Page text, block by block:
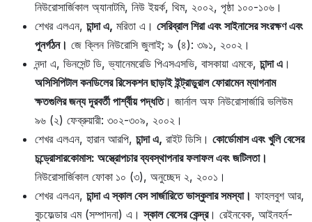
নিউরোসার্জিকাল অ্যানাটমি, নিউ ইয়র্ক, থিম, ২০০২, পৃষ্ঠা ১০০-১০৬।
শেখর এলএন, চান্দা এ, মরিতা এ। সেরিব্রাল শিরা এবং সাইনাসের সংরক্ষণ এবং
পুনর্গঠন। জে ক্লিন নিউরোসি জুলাই; ৯ (৪): ৩৯১, ২০০২।
নন্দা এ, ভিনসেন্ট ডি, ভ্যানেমরেডি পিএসএসভি, বাসকায়া এমকে, চান্দা এ ।
অসিসিপিটাল কনডিলের রিসেকশন ছাড়াই ইন্ট্রাডুরাল ফোরামেন ম্যাগনাম
ক্ষতগুলির জন্য দূরবর্তী পার্শ্বীয় পদ্ধতি। জার্নাল অফ নিউরোসার্জারি ভলিউম
৯৬ (২) ফেব্রুয়ারী: ৩০২-৩০৯, ২০০২।
শেখর এলএন, হারান আরপি, চান্দা এ, রাইট ডিসি। কোর্ডোমাস এবং খুলি বেসের
চন্ড্রোসারকোমাস: অস্ত্রোপচার ব্যবস্থাপনার ফলাফল এবং জটিলতা।
নিউরোসার্জিকাল ফোকা ১০ (৩), অনুচ্ছেদ ২, ২০০১।
শেখর এলএন, চান্দা এ স্কাল বেস সার্জারিতে ভাস্কুলার সমস্যা। ফাহলবুশ আর,
বুচফেল্ডার এম (সম্পাদনা) এ।স্কাল বেসের কেন্দ্র। রেইনবেক, আইনহর্ন-